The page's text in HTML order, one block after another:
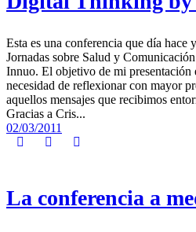
Esta es una conferencia que día hace
Jornadas sobre Salud y
Innuo. El objetivo de mi presentación
necesidad de reflexionar con mayor
aquellos mensajes que recibimos
Gracias a Cris...
02/03/2011
La conferencia a